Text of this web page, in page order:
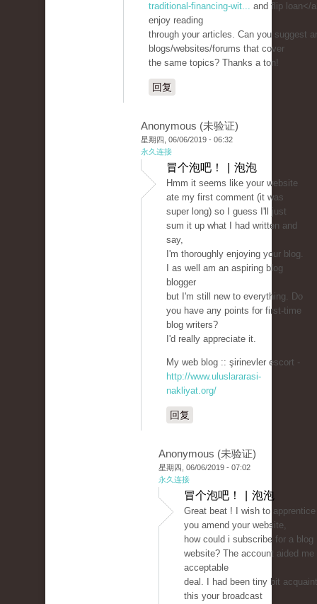
traditional-financing-wit... and flip loan</
enjoy reading
through your articles. Can you suggest
blogs/websites/forums that cover
the same topics? Thanks a ton!
回复
Anonymous (未验证)
星期四, 06/06/2019 - 06:32
永久连接
冒个泡吧！ | 泡泡
Hmm it seems like your website
ate my first comment (it was
super long) so I guess I'll just
sum it up what I had written and
say,
I'm thoroughly enjoying your blog.
I as well am an aspiring blog
blogger
but I'm still new to everything. Do
you have any points for first-time
blog writers?
I'd really appreciate it.
My web blog :: şirinevler escort -
http://www.uluslararasi-
nakliyat.org/
回复
Anonymous (未验证)
星期四, 06/06/2019 - 07:02
永久连接
冒个泡吧！ | 泡泡
Great beat ! I wish to
you amend your website,
how could i subscribe for a blog
website? The account aided me
acceptable
deal. I had been tiny bit
this your broadcast